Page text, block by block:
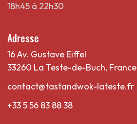
18h45 à 22h30
Adresse
16 Av. Gustave Eiffel
33260 La Teste-de-Buch, France
contact@tastandwok-lateste.fr
+33 5 56 83 88 38